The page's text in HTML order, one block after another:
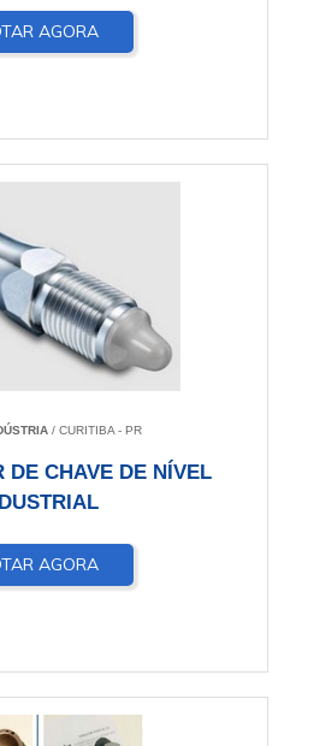
AGORA
/ CURITIBA - PR
DE CHAVE DE NÍVEL
AGORA